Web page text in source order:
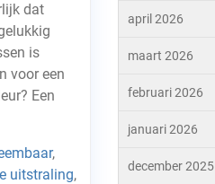
dat
is
voor een
Een
,
uitstraling,
april 2026
maart 2026
februari 2026
januari 2026
december 2025